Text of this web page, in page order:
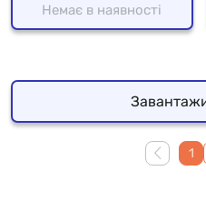
Немає в наявності
1